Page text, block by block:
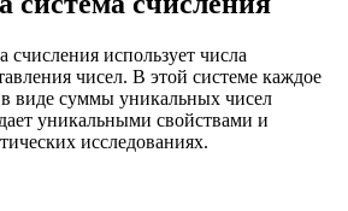
счисления использует числа
чисел. В этой системе каждое
в виде суммы уникальных чисел
уникальными свойствами и
исследованиях.